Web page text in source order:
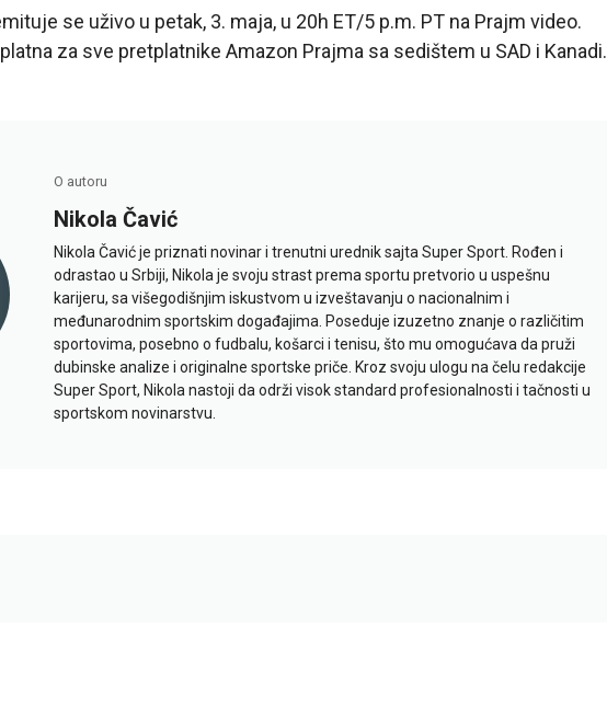
se uživo u petak, 3. maja, u 20h ET/5 p.m. PT na Prajm video.
za sve pretplatnike Amazon Prajma sa sedištem u SAD i Kanadi.
O autoru
Nikola Čavić
Nikola Čavić je priznati novinar i trenutni urednik sajta Super Sport. Rođen i
odrastao u Srbiji, Nikola je svoju strast prema sportu pretvorio u uspešnu
karijeru, sa višegodišnjim iskustvom u izveštavanju o nacionalnim i
međunarodnim sportskim događajima. Poseduje izuzetno znanje o različitim
sportovima, posebno o fudbalu, košarci i tenisu, što mu omogućava da pruži
dubinske analize i originalne sportske priče. Kroz svoju ulogu na čelu redakcije
Super Sport, Nikola nastoji da održi visok standard profesionalnosti i tačnosti u
sportskom novinarstvu.